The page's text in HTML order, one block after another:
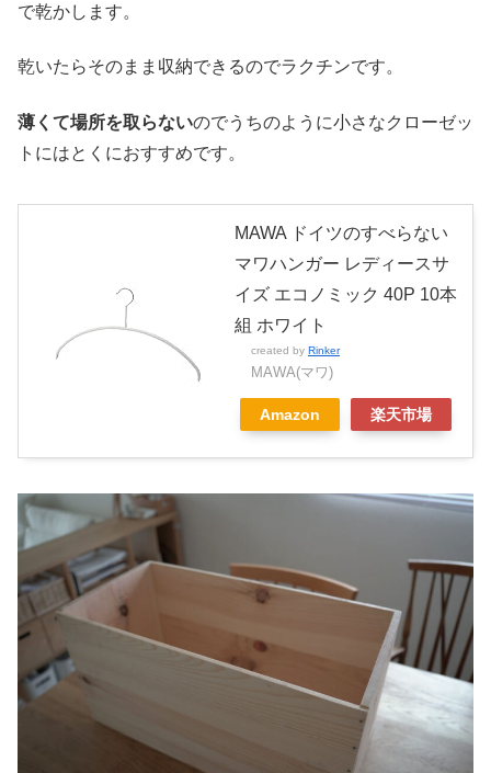
で乾かします。
乾いたらそのまま収納できるのでラクチンです。
薄くて場所を取らないのでうちのように小さなクローゼッ
トにはとくにおすすめです。
MAWA ドイツのすべらない
マワハンガー レディースサ
イズ エコノミック 40P 10本
組 ホワイト
created by Rinker
MAWA(マワ)
Amazon 楽天市場